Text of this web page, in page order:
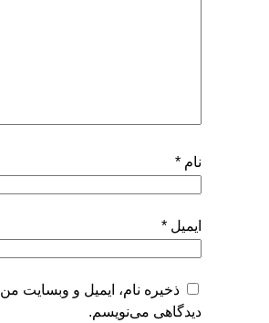
نام*
ایمیل*
ذخیره نام، ایمیل و وبسایت
دیدگاهی می‌نویسم.